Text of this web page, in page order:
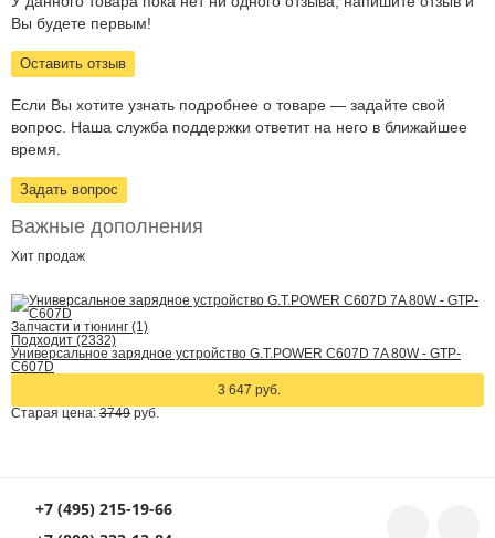
Вы будете первым!
Оставить отзыв
Если Вы хотите узнать подробнее о товаре — задайте свой
вопрос. Наша служба поддержки ответит на него в ближайшее
время.
Задать вопрос
Важные дополнения
Хит продаж
Запчасти и тюнинг (1)
Подходит (2332)
Универсальное зарядное устройство G.T.POWER C607D 7A 80W - GTP-
C607D
3 647 руб.
Старая цена: 3749 руб.
+7 (495) 215-19-66